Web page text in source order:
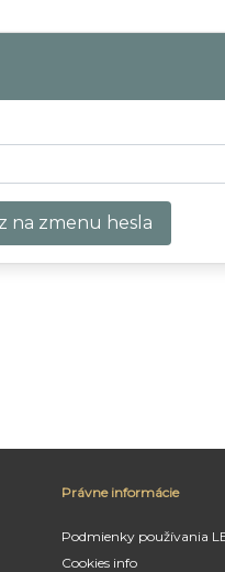
na zmenu hesla
Právne informácie
Podmienky používania
Cookies info